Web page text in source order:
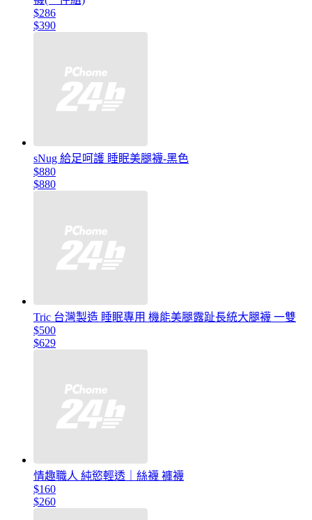
$286
$390
sNug 給足呵護 睡眠美腿襪-黑色
$880
$880
Tric 台灣製造 睡眠專用 機能美腿露趾長統大腿襪 一雙
$500
$629
情趣職人 純慾輕透｜絲襪 褲襪
$160
$260